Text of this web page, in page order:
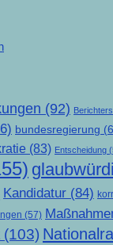
(92)
bundesregierung
(83) Entscheidung
Kandidatur (84)
(57)
(103)